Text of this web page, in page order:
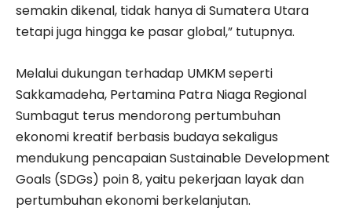
semakin dikenal, tidak hanya di Sumatera Utara
tetapi juga hingga ke pasar global,” tutupnya.
Melalui dukungan terhadap UMKM seperti
Sakkamadeha, Pertamina Patra Niaga Regional
Sumbagut terus mendorong pertumbuhan
ekonomi kreatif berbasis budaya sekaligus
mendukung pencapaian Sustainable Development
Goals (SDGs) poin 8, yaitu pekerjaan layak dan
pertumbuhan ekonomi berkelanjutan.